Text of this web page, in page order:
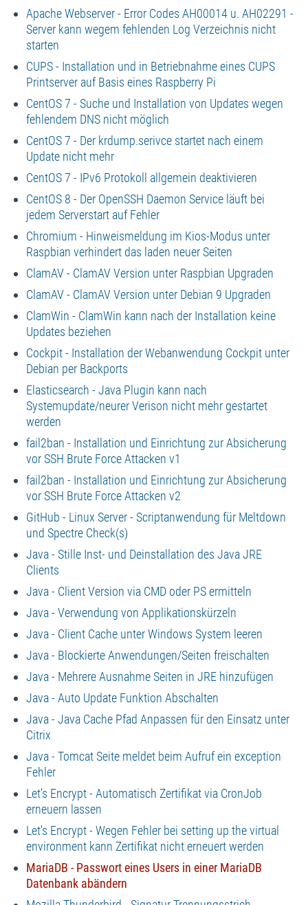
Apache Webserver - Error Codes AH00014 u. AH02291 -
Server kann wegem fehlenden Log Verzeichnis nicht
starten
CUPS - Installation und in Betriebnahme eines CUPS
Printserver auf Basis eines Raspberry Pi
CentOS 7 - Suche und Installation von Updates wegen
fehlendem DNS nicht möglich
CentOS 7 - Der krdump.serivce startet nach einem
Update nicht mehr
CentOS 7 - IPv6 Protokoll allgemein deaktivieren
CentOS 8 - Der OpenSSH Daemon Service läuft bei
jedem Serverstart auf Fehler
Chromium - Hinweismeldung im Kios-Modus unter
Raspbian verhindert das laden neuer Seiten
ClamAV - ClamAV Version unter Raspbian Upgraden
ClamAV - ClamAV Version unter Debian 9 Upgraden
ClamWin - ClamWin kann nach der Installation keine
Updates beziehen
Cockpit - Installation der Webanwendung Cockpit unter
Debian per Backports
Elasticsearch - Java Plugin kann nach
Systemupdate/neurer Verison nicht mehr gestartet
werden
fail2ban - Installation und Einrichtung zur Absicherung
vor SSH Brute Force Attacken v1
fail2ban - Installation und Einrichtung zur Absicherung
vor SSH Brute Force Attacken v2
GitHub - Linux Server - Scriptanwendung für Meltdown
und Spectre Check(s)
Java - Stille Inst- und Deinstallation des Java JRE
Clients
Java - Client Version via CMD oder PS ermitteln
Java - Verwendung von Applikationskürzeln
Java - Client Cache unter Windows System leeren
Java - Blockierte Anwendungen/Seiten freischalten
Java - Mehrere Ausnahme Seiten in JRE hinzufügen
Java - Auto Update Funktion Abschalten
Java - Java Cache Pfad Anpassen für den Einsatz unter
Citrix
Java - Tomcat Seite meldet beim Aufruf ein exception
Fehler
Let's Encrypt - Automatisch Zertifikat via CronJob
erneuern lassen
Let's Encrypt - Wegen Fehler bei setting up the virtual
environment kann Zertifikat nicht erneuert werden
MariaDB - Passwort eines Users in einer MariaDB
Datenbank abändern